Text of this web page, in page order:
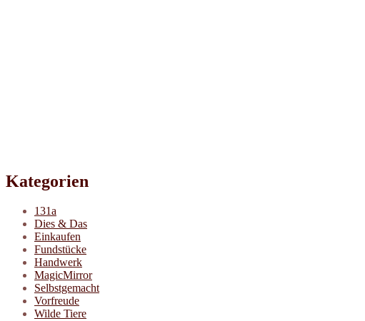
Kategorien
131a
Dies & Das
Einkaufen
Fundstücke
Handwerk
MagicMirror
Selbstgemacht
Vorfreude
Wilde Tiere